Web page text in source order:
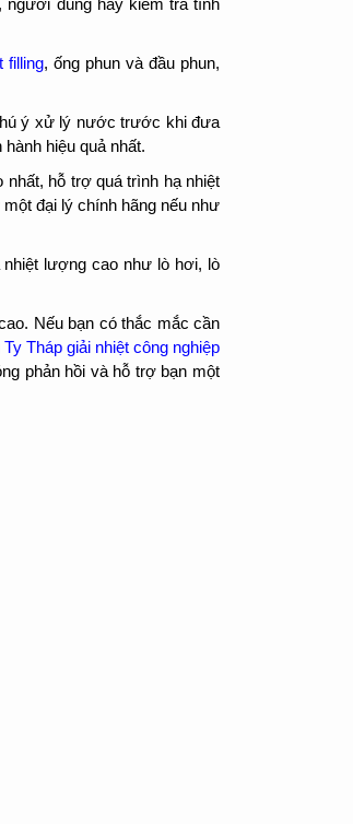
filling, ống phun và đầu phun,
ý xử lý nước trước khi đưa
hiệu quả nhất.
hỗ trợ quá trình hạ nhiệt
đại lý chính hãng nếu như
lượng cao như lò hơi, lò
Nếu bạn có thắc mắc cần
Ty Tháp giải nhiệt công nghiệp
phản hồi và hỗ trợ bạn một